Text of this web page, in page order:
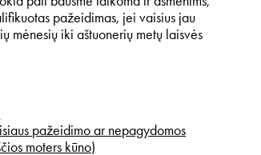
pažeidimas, jei vaisius jau
mėnesių iki aštuonerių metų laisvės
pažeidimo ar nepagydomos
moters kūno)